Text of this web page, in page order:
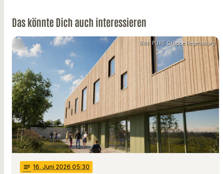
Das könnte Dich auch interessieren
Bild: PURE Gruppe Regensburg
notes 16. Juni 2026 05:30